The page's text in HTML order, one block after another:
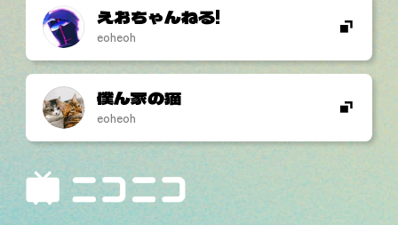
えおちゃんねる!
eoheoh
僕ん家の猫
eoheoh